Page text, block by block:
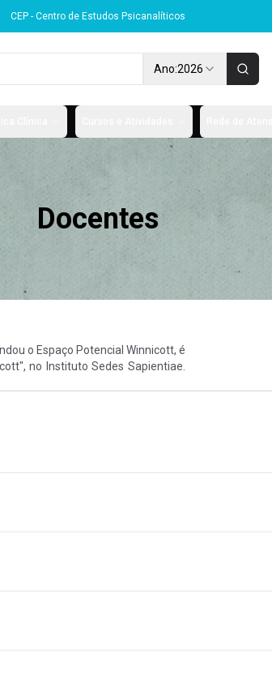
CEP - Centro de Estudos Psicanalíticos
Ano:2026
Docentes
o Espaço Potencial Winnicott, é
no Instituto Sedes Sapientiae.